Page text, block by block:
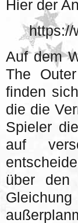
Hier der
https://
Auf dem
The
finden
die die
Spieler
auf
über den